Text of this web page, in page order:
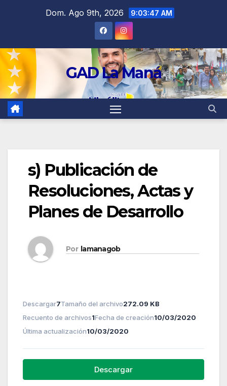
Dom. Ago 9th, 2026 9:03:47 AM
GAD La Maná
s) Publicación de
Resoluciones, Actas y
Planes de Desarrollo
Por lamanagob
Descargar7Tamaño del archivo272.09 KB
Recuento de archivos1Fecha de creación10/03/2020
Última actualización10/03/2020
Descargar